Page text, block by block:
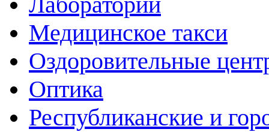
Медицинское такси
Оздоровительные
Оптика
Республиканские и